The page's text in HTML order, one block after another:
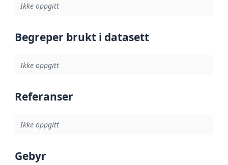
Ikke oppgitt
Begreper brukt i datasett
Ikke oppgitt
Referanser
Ikke oppgitt
Gebyr